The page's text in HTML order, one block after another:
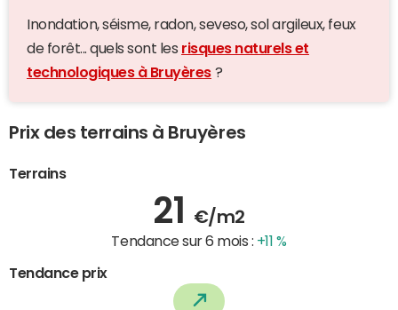
Inondation, séisme, radon, seveso, sol argileux, feux
de forêt... quels sont les risques naturels et
technologiques à Bruyères ?
Prix des terrains à Bruyères
Terrains
21 €/m2
Tendance sur 6 mois : +11 %
Tendance prix